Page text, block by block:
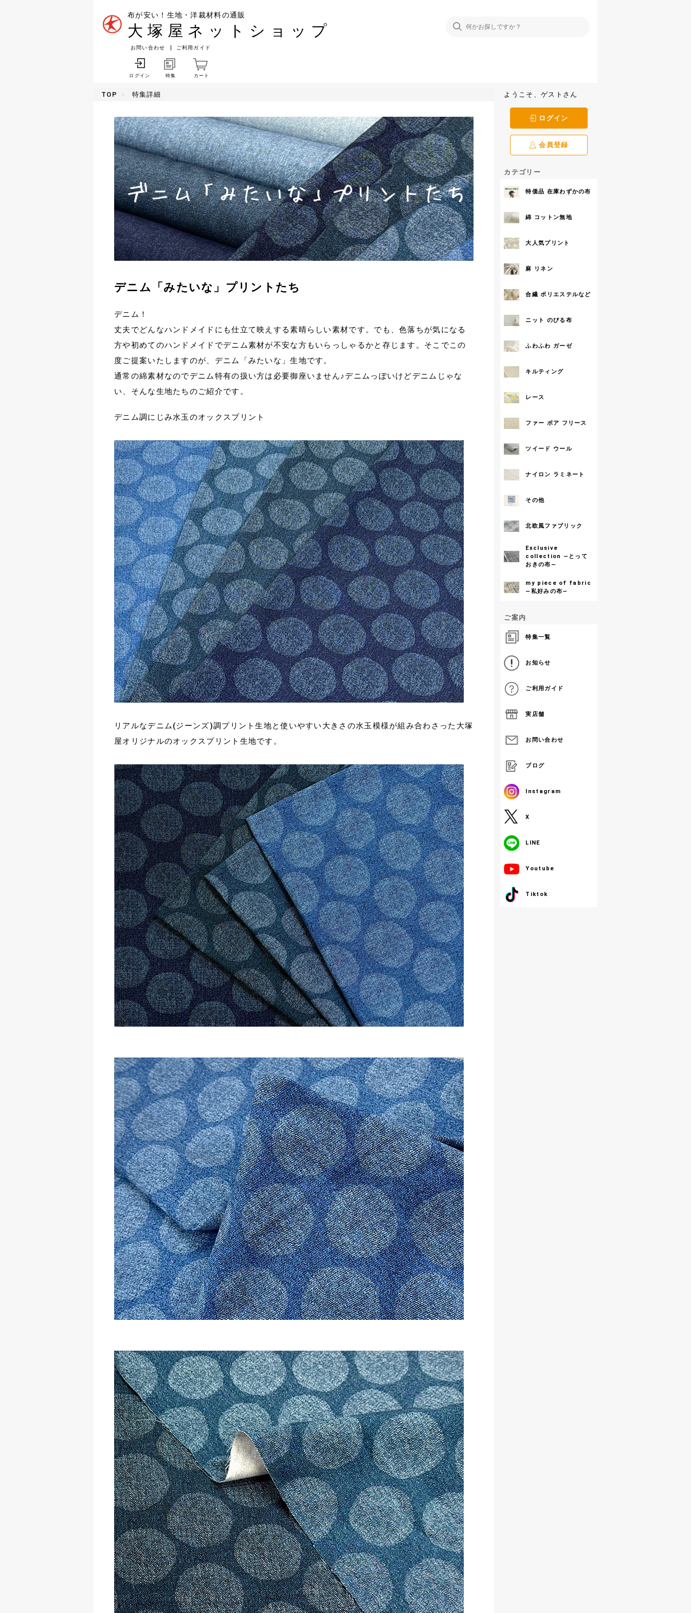
布が安い！生地・洋裁材料の通販
大塚屋ネットショップ
お問い合わせ ご利用ガイド
ログイン 特集 カート
TOP 特集詳細
デニム「みたいな」プリントたち
デニム！
丈夫でどんなハンドメイドにも仕立て映えする素晴らしい素材です。でも、色落ちが気になる
方や初めてのハンドメイドでデニム素材が不安な方もいらっしゃるかと存じます。そこでこの
度ご提案いたしますのが、デニム「みたいな」生地です。
通常の綿素材なのでデニム特有の扱い方は必要御座いません♪デニムっぽいけどデニムじゃな
い、そんな生地たちのご紹介です。
デニム調にじみ水玉のオックスプリント
リアルなデニム(ジーンズ)調プリント生地と使いやすい大きさの水玉模様が組み合わさった大塚
屋オリジナルのオックスプリント生地です。
ようこそ、ゲストさん
ログイン
会員登録
カテゴリー
特価品 在庫わずかの布
綿 コットン無地
大人気プリント
麻 リネン
合繊 ポリエステルなど
ニット のびる布
ふわふわ ガーゼ
キルティング
レース
ファー ボア フリース
ツイード ウール
ナイロン ラミネート
その他
北欧風ファブリック
Exclusive
collection ―とって
おきの布―
my piece of fabric
―私好みの布―
ご案内
特集一覧
お知らせ
ご利用ガイド
実店舗
お問い合わせ
ブログ
Instagram
X
LINE
Youtube
Tiktok